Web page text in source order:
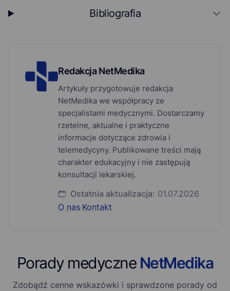
Bibliografia
Redakcja NetMedika
Artykuły przygotowuje redakcja
NetMedika we współpracy ze
specjalistami medycznymi. Dostarczamy
rzetelne, aktualne i praktyczne
informacje dotyczące zdrowia i
telemedycyny. Publikowane treści mają
charakter edukacyjny i nie zastępują
konsultacji lekarskiej.
Ostatnia aktualizacja: 01.07.2026
O nas·Kontakt
Porady medyczne NetMedika
Zdobądź cenne wskazówki i sprawdzone porady od